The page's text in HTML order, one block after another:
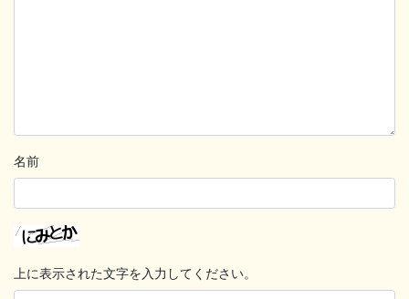
名前
上に表示された文字を入力してください。